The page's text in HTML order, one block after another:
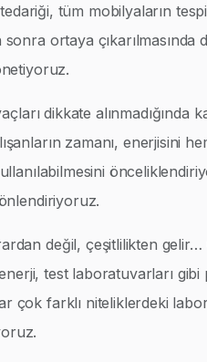
tüm mobilyaların
ortaya çıkarılmasında
dikkate alınmadığında
zamanı, enerjisini
değil, çeşitlilikten gelir…
test laboratuvarları
çok farklı niteliklerdeki